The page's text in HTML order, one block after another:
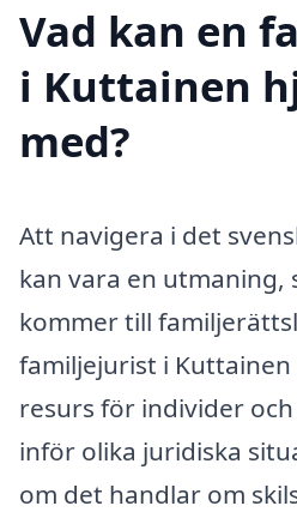
Vad kan en
i Kuttainen
med?
Att navigera i det
kan vara en utmaning,
kommer till
familjejurist i
resurs för individer
inför olika juridiska
om det handlar om